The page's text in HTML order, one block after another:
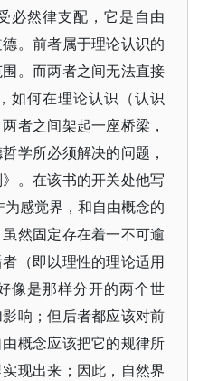
必然律支配，它是自由
。前者属于理论认识的
。而两者之间无法直接
如何在理论认识（认识
者之间架起一座桥梁，
学所必须解决的问题，
。在该书的开关处他写
感觉界，和自由概念的
然固定存在着一不可逾
（即以理性的理论适用
像是那样分开的两个世
响；但后者都应该对前
概念应该把它的规律所
现出来；因此，自然界